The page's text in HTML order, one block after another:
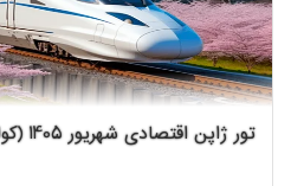
تور ژاپن اقتصادی شهریور 1405 (کوله گردی)